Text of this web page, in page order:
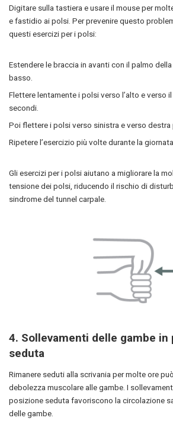
Digitare sulla tastiera e usare il mouse per
e fastidio ai polsi. Per prevenire questo
questi esercizi per i polsi:
Estendere le braccia in avanti con il palmo
basso.
Flettere lentamente i polsi verso l’alto e verso
secondi.
Poi flettere i polsi verso sinistra e verso destra
Ripetere l’esercizio più volte durante la giornata.
Gli esercizi per i polsi aiutano a migliorare la
tensione dei polsi, riducendo il rischio di
sindrome del tunnel carpale.
4. Sollevamenti delle gambe in
seduta
Rimanere seduti alla scrivania per molte ore
debolezza muscolare alle gambe. I
posizione seduta favoriscono la circolazione
delle gambe.